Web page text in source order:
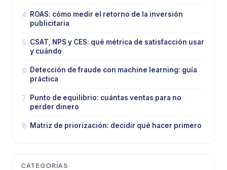
4 ROAS: cómo medir el retorno de la inversión
publicitaria
5 CSAT, NPS y CES: qué métrica de satisfacción usar
y cuándo
6 Detección de fraude con machine learning: guía
práctica
7
Punto de equilibrio: cuántas ventas para no
perder dinero
8 Matriz de priorización: decidir qué hacer primero
CATEGORÍAS